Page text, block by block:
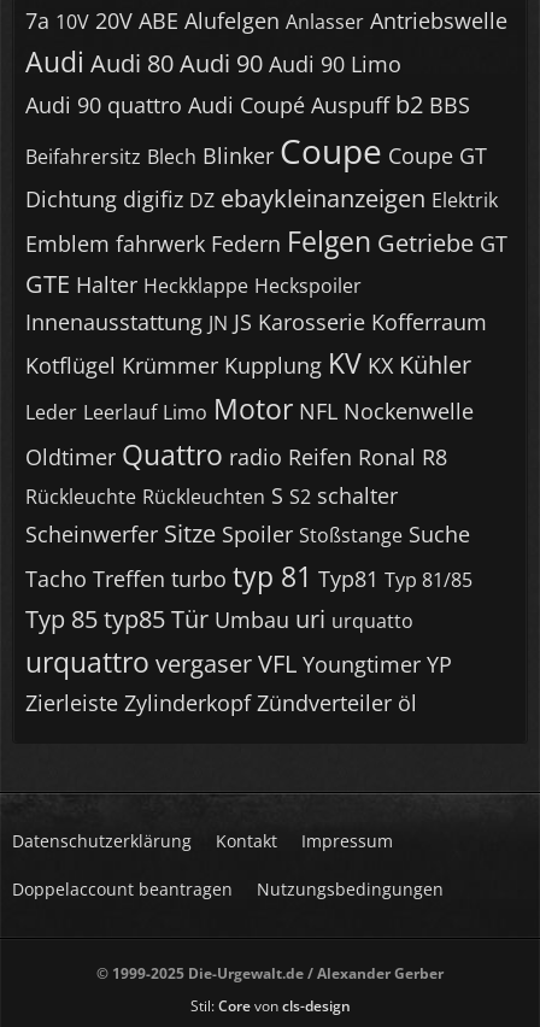
7a 10V 20V ABE Alufelgen Anlasser Antriebswelle
Audi Audi 80Audi 90 Audi 90 Limo
Audi 90 quattro Audi Coupé Auspuff b2 BBS
Beifahrersitz Blech Blinker Coupe Coupe GT
Dichtung digifiz DZ ebaykleinanzeigen Elektrik
Emblem fahrwerk Federn Felgen Getriebe GT
GTE Halter Heckklappe Heckspoiler
Innenausstattung JN JS Karosserie Kofferraum
Kotflügel Krümmer Kupplung KV KX Kühler
Leder Leerlauf Limo Motor NFL Nockenwelle
Oldtimer Quattro radio Reifen Ronal R8
Rückleuchte Rückleuchten S S2 schalter
Scheinwerfer Sitze Spoiler Stoßstange Suche
Tacho Treffen turbo typ 81 Typ81 Typ 81/85
Typ 85typ85Tür Umbau uri urquatto
urquattro vergaserVFL Youngtimer YP
Zierleiste Zylinderkopf Zündverteiler öl
Datenschutzerklärung Kontakt Impressum
Doppelaccount beantragen Nutzungsbedingungen
© 1999-2025 Die-Urgewalt.de / Alexander Gerber
Stil:Corevoncls-design